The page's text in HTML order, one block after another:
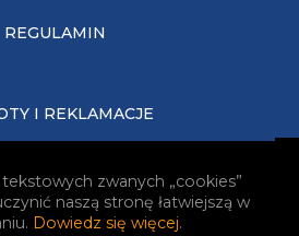
REGULAMIN
I REKLAMACJE
KUPOWAĆ?
zwanych „cookies”
naszą stronę łatwiejszą w
Dowiedz się więcej.